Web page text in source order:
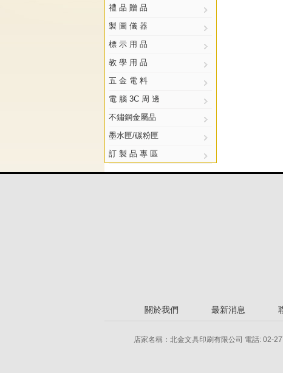
禮 品 贈 品
製 圖 儀 器
標 示 用 品
教 學 用 品
五 金 電 料
電 腦 3C 周 邊
不鏽鋼金屬品
墨水匣/碳粉匣
訂 製 品 專 區
關於我們 最新消息
店家名稱：北金文具印刷有限公司 電話: 02-